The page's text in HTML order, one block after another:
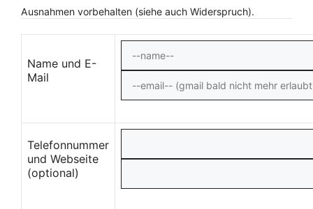
Ausnahmen vorbehalten (siehe auch Widerspruch).
Name und E-
Mail
Telefonnummer
und Webseite
(optional)